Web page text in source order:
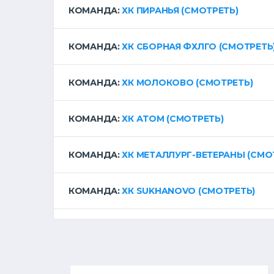
КОМАНДА:ХК ПИРАНЬЯ (СМОТРЕТЬ)
КОМАНДА:ХК СБОРНАЯ ФХЛГО
КОМАНДА:ХК МОЛОКОВО (СМОТРЕТЬ)
КОМАНДА:ХК АТОМ (СМОТРЕТЬ)
КОМАНДА:ХК МЕТАЛЛУРГ-ВЕТЕРАНЫ
КОМАНДА:ХК SUKHANOVO (СМОТРЕТЬ)